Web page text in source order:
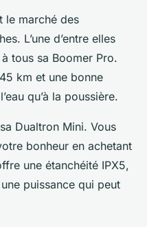
le marché des
L’une d’entre elles
tous sa Boomer Pro.
km et une bonne
qu’à la poussière.
Dualtron Mini. Vous
bonheur en achetant
une étanchéité IPX5,
puissance qui peut